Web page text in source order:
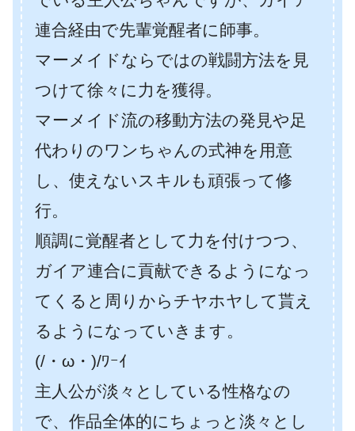
連合経由で先輩覚醒者に師事。
マーメイドならではの戦闘方法を見
つけて徐々に力を獲得。
マーメイド流の移動方法の発見や足
代わりのワンちゃんの式神を用意
し、使えないスキルも頑張って修
行。
順調に覚醒者として力を付けつつ、
ガイア連合に貢献できるようになっ
てくると周りからチヤホヤして貰え
るようになっていきます。
(/・ω・)/ﾜｰｲ
主人公が淡々としている性格なの
で、作品全体的にちょっと淡々とし